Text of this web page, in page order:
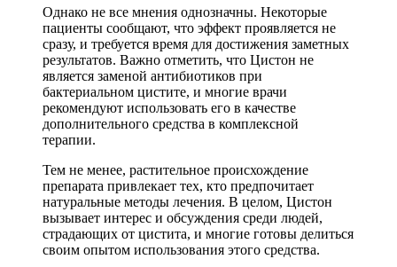
Однако не все мнения однозначны. Некоторые
пациенты сообщают, что эффект проявляется не
сразу, и требуется время для достижения заметных
результатов. Важно отметить, что Цистон не
является заменой антибиотиков при
бактериальном цистите, и многие врачи
рекомендуют использовать его в качестве
дополнительного средства в комплексной
терапии.
Тем не менее, растительное происхождение
препарата привлекает тех, кто предпочитает
натуральные методы лечения. В целом, Цистон
вызывает интерес и обсуждения среди людей,
страдающих от цистита, и многие готовы делиться
своим опытом использования этого средства.